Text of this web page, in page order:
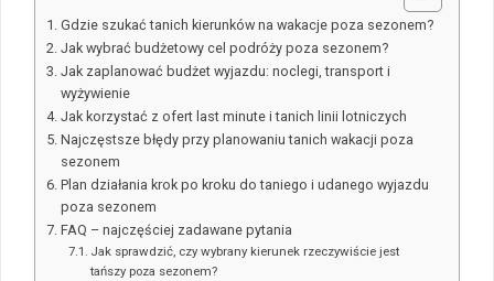
Gdzie szukać tanich kierunków na wakacje poza sezonem?
Jak wybrać budżetowy cel podróży poza sezonem?
Jak zaplanować budżet wyjazdu: noclegi, transport i
wyżywienie
Jak korzystać z ofert last minute i tanich linii lotniczych
Najczęstsze błędy przy planowaniu tanich wakacji poza
sezonem
Plan działania krok po kroku do taniego i udanego wyjazdu
poza sezonem
FAQ – najczęściej zadawane pytania
Jak sprawdzić, czy wybrany kierunek rzeczywiście jest
tańszy poza sezonem?